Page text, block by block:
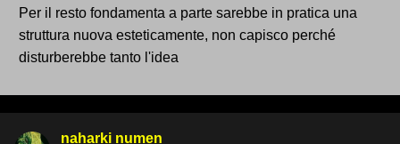
Per il resto fondamenta a parte sarebbe in pratica una
struttura nuova esteticamente, non capisco perché
disturberebbe tanto l'idea
naharki numen